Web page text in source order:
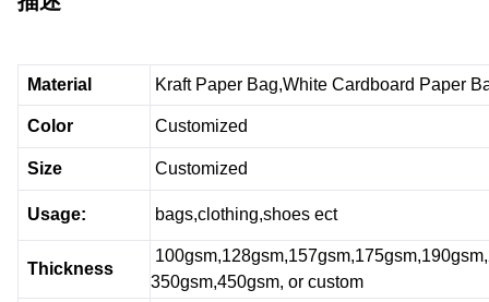
Material Kraft Paper Bag,White Cardboard Paper
Color Customized
Size Customized
Usage: bags,clothing,shoes ect
Thickness
350gsm,450gsm, or custom